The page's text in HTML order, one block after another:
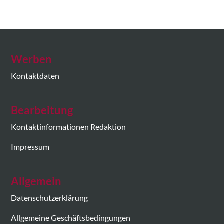
Werben
Kontaktdaten
Bearbeitung
Kontaktinformationen Redaktion
Impressum
Allgemein
Datenschutzerklärung
Allgemeine Geschäftsbedingungen